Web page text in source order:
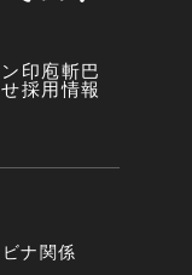
印 庖斬巴
採用情報
ナ関係